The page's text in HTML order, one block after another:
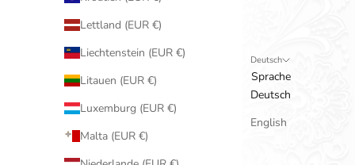
Lettland (EUR €)
Liechtenstein (EUR €)
Litauen (EUR €)
Luxemburg (EUR €)
Malta (EUR €)
Deutsch
Sprache
Deutsch
English